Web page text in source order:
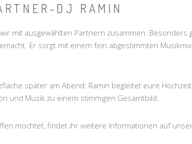
DJ RAMIN
mit ausgewählten Partnern zusammen. Besonders
Er sorgt mit einem fein abgestimmten
später am Abend: Ramin begleitet eure
und Musik zu einem stimmigen Gesamtbild.
möchtet, findet ihr weitere Informationen auf